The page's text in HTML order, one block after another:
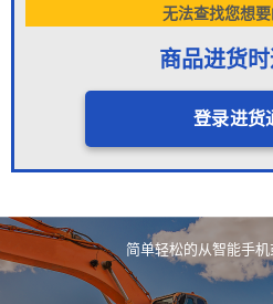
无法查找您想
商品进货
登录进货
简单轻松的从智能手